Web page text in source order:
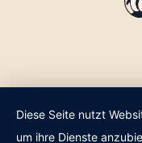
Diese Seite nutzt
um ihre Dienste